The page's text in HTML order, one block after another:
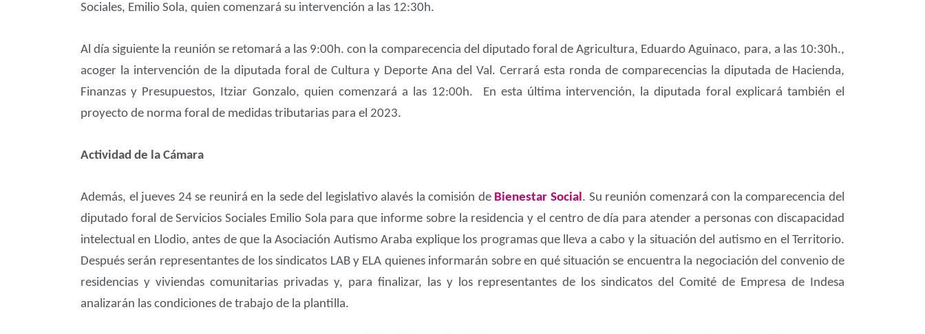
Sociales, Emilio Sola, quien comenzará su intervención a las 12:30h.
Al día siguiente la reunión se retomará a las 9:00h. con la comparecencia del diputado foral de Agricultura, Eduardo Aguinaco, para, a las 10:30h.,
acoger la intervención de la diputada foral de Cultura y Deporte Ana del Val. Cerrará esta ronda de comparecencias la diputada de Hacienda,
Finanzas y Presupuestos, Itziar Gonzalo, quien comenzará a las 12:00h. En esta última intervención, la diputada foral explicará también el
proyecto de norma foral de medidas tributarias para el 2023.
Actividad de la Cámara
Además, el jueves 24 se reunirá en la sede del legislativo alavés la comisión de Bienestar Social . Su reunión comenzará con la comparecencia del
diputado foral de Servicios Sociales Emilio Sola para que informe sobre la residencia y el centro de día para atender a personas con discapacidad
intelectual en Llodio, antes de que la Asociación Autismo Araba explique los programas que lleva a cabo y la situación del autismo en el Territorio.
Después serán representantes de los sindicatos LAB y ELA quienes informarán sobre en qué situación se encuentra la negociación del convenio de
residencias y viviendas comunitarias privadas y, para finalizar, las y los representantes de los sindicatos del Comité de Empresa de Indesa
analizarán las condiciones de trabajo de la plantilla.